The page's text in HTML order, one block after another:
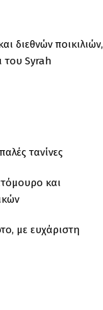
διεθνών ποικιλιών,
του Syrah
τανίνες
και
με ευχάριστη